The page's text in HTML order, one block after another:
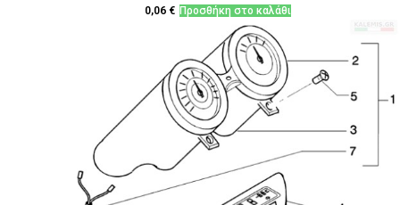
0,06 € Προσθήκη στο καλάθι